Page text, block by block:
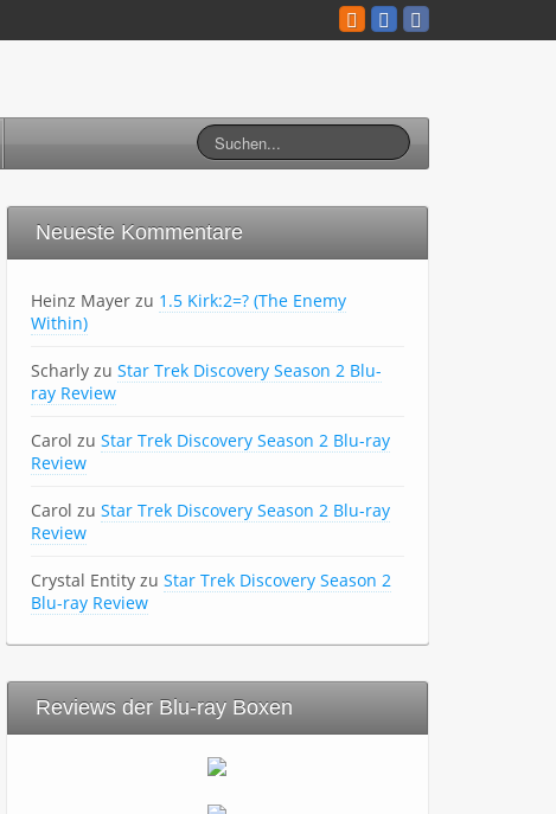
Neueste Kommentare
Heinz Mayerzu 1.5 Kirk:2=? (The Enemy
Within)
Scharlyzu Star Trek Discovery Season 2 Blu-
ray Review
Carol zu Star Trek Discovery Season 2 Blu-ray
Review
Carol zu Star Trek Discovery Season 2 Blu-ray
Review
Crystal Entityzu Star Trek Discovery Season 2
Blu-ray Review
Reviews der Blu-ray Boxen